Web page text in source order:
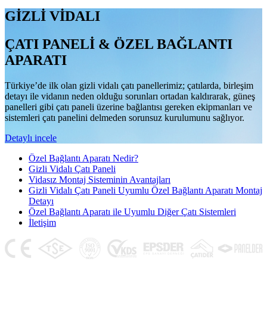
GİZLİ VİDALI
ÇATI PANELİ & ÖZEL BAĞLANTI
APARATI
Türkiye’de ilk olan gizli vidalı çatı panellerimiz; çatılarda, birleşim
detayı ile vidanın neden olduğu sorunları ortadan kaldırarak, güneş
panelleri gibi çatı paneli üzerine bağlantısı gereken ekipmanları ve
sistemleri çatı panelini delmeden sorunsuz kurulumunu sağlıyor.
Detaylı incele
Özel Bağlantı Aparatı Nedir?
Gizli Vidalı Çatı Paneli
Vidasız Montaj Sisteminin Avantajları
Gizli Vidalı Çatı Paneli Uyumlu Özel Bağlantı Aparatı Montaj
Detayı
Özel Bağlantı Aparatı ile Uyumlu Diğer Çatı Sistemleri
İletişim